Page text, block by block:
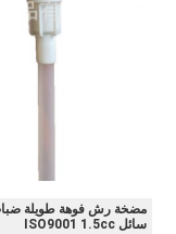
سائل ISO9001 1.5cc